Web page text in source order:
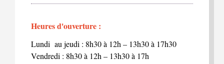
Heures d'ouverture :
Lundi au jeudi : 8h30 à 12h – 13h30 à 17h30
Vendredi : 8h30 à 12h – 13h30 à 17h